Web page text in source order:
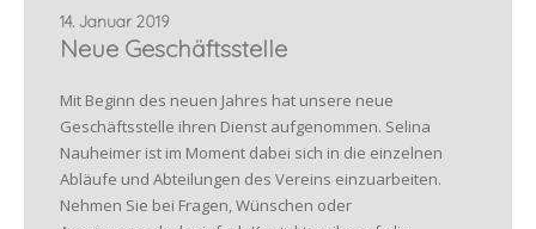
14. Januar 2019
Neue Geschäftsstelle
Mit Beginn des neuen Jahres hat unsere neue
Geschäftsstelle ihren Dienst aufgenommen. Selina
Nauheimer ist im Moment dabei sich in die einzelnen
Abläufe und Abteilungen des Vereins einzuarbeiten.
Nehmen Sie bei Fragen, Wünschen oder